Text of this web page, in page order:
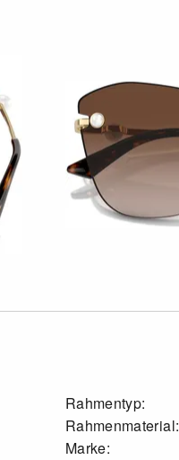
Rahmentyp:
Rahmenmaterial:
Marke: